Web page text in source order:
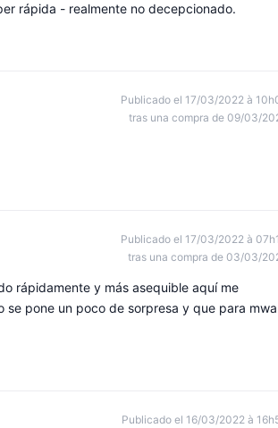
rápida - realmente no decepcionado.
Publicado el 17/03/2022 à
tras una compra de 09/03/
Publicado el 17/03/2022 à
tras una compra de 03/03/
rápidamente y más asequible aquí me
pone un poco de sorpresa y que para mwa
Publicado el 16/03/2022 à